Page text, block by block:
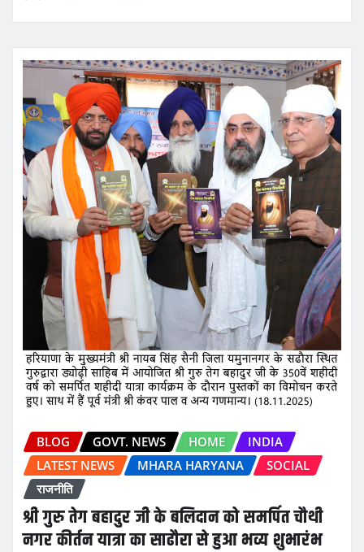
BLOG GOVT. NEWS HOME
INDIA
LATEST NEWS
MHARA HARYANA
SOCIAL
राजनीति
श्री गुरु तेग बहादुर जी के बलिदान को समर्पित चौथी
नगर कीर्तन यात्रा का साढौरा से हुआ भव्य शुभारंभ